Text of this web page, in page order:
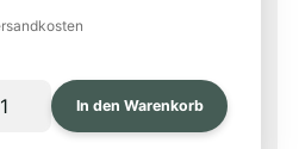
In den Warenkorb